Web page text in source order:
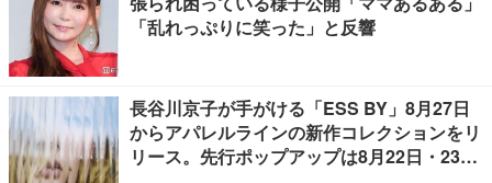
「乱れっぷりに笑った」と反響
長谷川京子が手がける「ESS BY」8月27日
からアパレルラインの新作コレクションをリ
リース。先行ポップアップは8月22日・23日